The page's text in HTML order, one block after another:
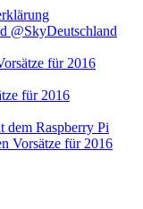
@SkyDeutschland
für 2016
für 2016
dem Raspberry Pi
Vorsätze für 2016